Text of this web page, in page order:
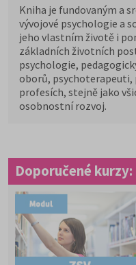
Kniha je fundovaným a
vývojové psychologie a
jeho vlastním životě i
základních životních
psychologie,
oborů, psychoterapeuti,
profesích, stejně jako
osobnostní rozvoj.
Doporučené kurzy: